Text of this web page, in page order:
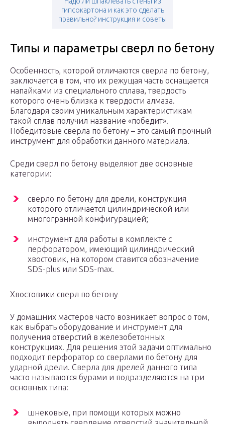
гипсокартона и как это сделать
правильно? инструкция и советы
Типы и параметры сверл по бетону
Особенность, которой отличаются сверла по бетону,
заключается в том, что их режущая часть оснащается
напайками из специального сплава, твердость
которого очень близка к твердости алмаза.
Благодаря своим уникальным характеристикам
такой сплав получил название «победит».
Победитовые сверла по бетону – это самый прочный
инструмент для обработки данного материала.
Среди сверл по бетону выделяют две основные
категории:
сверло по бетону для дрели, конструкция
которого отличается цилиндрической или
многогранной конфигурацией;
инструмент для работы в комплекте с
перфоратором, имеющий цилиндрический
хвостовик, на котором ставится обозначение
SDS-plus или SDS-max.
Хвостовики сверл по бетону
У домашних мастеров часто возникает вопрос о том,
как выбрать оборудование и инструмент для
получения отверстий в железобетонных
конструкциях. Для решения этой задачи оптимально
подходит перфоратор со сверлами по бетону для
ударной дрели. Сверла для дрелей данного типа
часто называются бурами и подразделяются на три
основных типа:
шнековые, при помощи которых можно